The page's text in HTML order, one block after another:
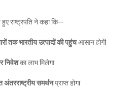
राष्ट्रपति ने कहा कि—
तक भारतीय उत्पादों की पहुंचआसान होगी
निवेशका लाभ मिलेगा
समर्थनप्राप्त होगा